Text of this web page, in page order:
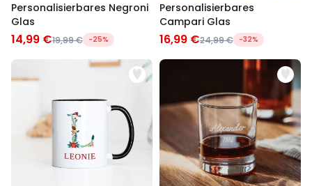
Personalisierbares Negroni
Glas
14,99 €19,99 € -25%
Personalisierbares
Campari Glas
16,99 €24,99 € -32%